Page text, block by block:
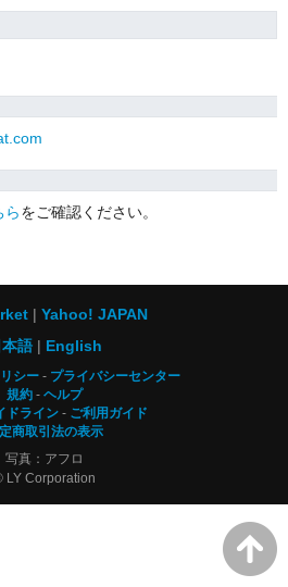
らをご確認ください。
Yahoo! JAPAN
本語
English
シー
プライバシーセンター
規約
ヘルプ
ドライン
ご利用ガイド
商取引法の表示
写真：アフロ
LY Corporation